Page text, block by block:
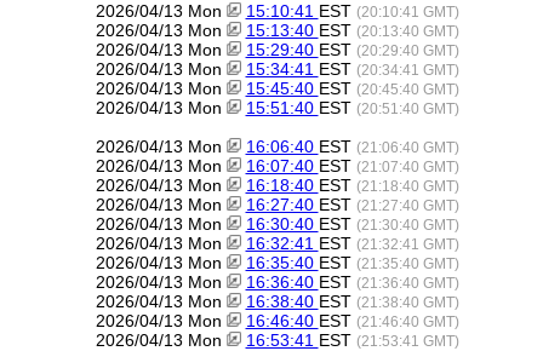
2026/04/13 Mon 15:10:41 EST (20:10:41 GMT)
2026/04/13 Mon 15:13:40 EST (20:13:40 GMT)
2026/04/13 Mon 15:29:40 EST (20:29:40 GMT)
2026/04/13 Mon 15:34:41 EST (20:34:41 GMT)
2026/04/13 Mon 15:45:40 EST (20:45:40 GMT)
2026/04/13 Mon 15:51:40 EST (20:51:40 GMT)
2026/04/13 Mon 16:06:40 EST (21:06:40 GMT)
2026/04/13 Mon 16:07:40 EST (21:07:40 GMT)
2026/04/13 Mon 16:18:40 EST (21:18:40 GMT)
2026/04/13 Mon 16:27:40 EST (21:27:40 GMT)
2026/04/13 Mon 16:30:40 EST (21:30:40 GMT)
2026/04/13 Mon 16:32:41 EST (21:32:41 GMT)
2026/04/13 Mon 16:35:40 EST (21:35:40 GMT)
2026/04/13 Mon 16:36:40 EST (21:36:40 GMT)
2026/04/13 Mon 16:38:40 EST (21:38:40 GMT)
2026/04/13 Mon 16:46:40 EST (21:46:40 GMT)
2026/04/13 Mon 16:53:41 EST (21:53:41 GMT)